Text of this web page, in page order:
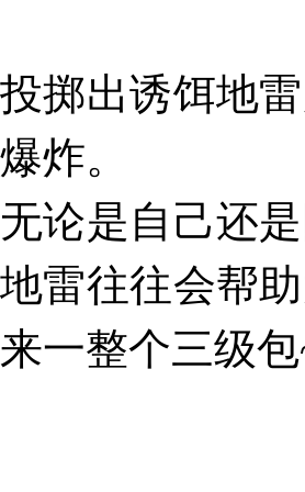
投掷出诱饵地
爆炸。
无论是自己还
地雷往往会帮
来一整个三级